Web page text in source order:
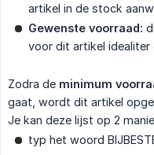
artikel in de stock
Gewenste voorraad:
voor dit artikel idealiter
Zodra de minimum
gaat, wordt dit artikel
Je kan deze lijst op 2
typ het woord